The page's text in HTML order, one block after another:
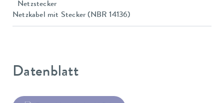
Netzstecker
Netzkabel mit Stecker (NBR 14136)
Datenblatt